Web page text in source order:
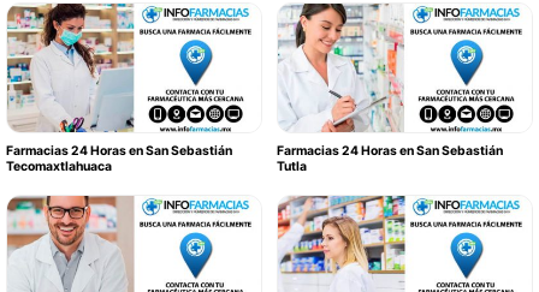
Farmacias 24 Horas en San Sebastián
Tecomaxtlahuaca
Farmacias 24 Horas en San Sebastián
Tutla